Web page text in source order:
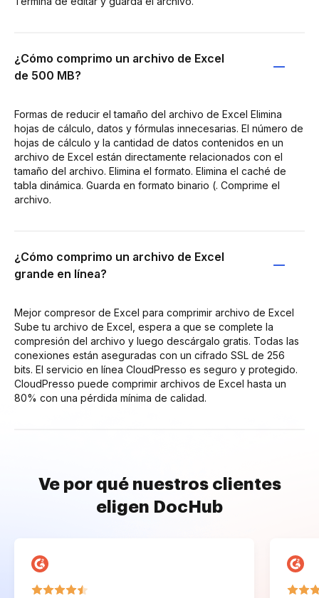
¿Cómo comprimo un archivo de Excel
de 500 MB?
Formas de reducir el tamaño del archivo de Excel Elimina
hojas de cálculo, datos y fórmulas innecesarias. El número de
hojas de cálculo y la cantidad de datos contenidos en un
archivo de Excel están directamente relacionados con el
tamaño del archivo. Elimina el formato. Elimina el caché de
tabla dinámica. Guarda en formato binario (. Comprime el
archivo.
¿Cómo comprimo un archivo de Excel
grande en línea?
Mejor compresor de Excel para comprimir archivo de Excel
Sube tu archivo de Excel, espera a que se complete la
compresión del archivo y luego descárgalo gratis. Todas las
conexiones están aseguradas con un cifrado SSL de 256
bits. El servicio en línea CloudPresso es seguro y protegido.
CloudPresso puede comprimir archivos de Excel hasta un
80% con una pérdida mínima de calidad.
Ve por qué nuestros clientes
eligen DocHub